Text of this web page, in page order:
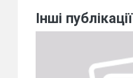
Інші публікації